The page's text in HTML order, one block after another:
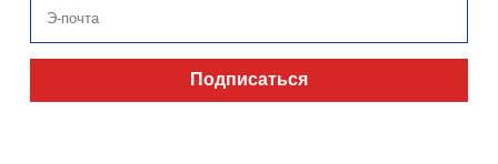
Подписаться